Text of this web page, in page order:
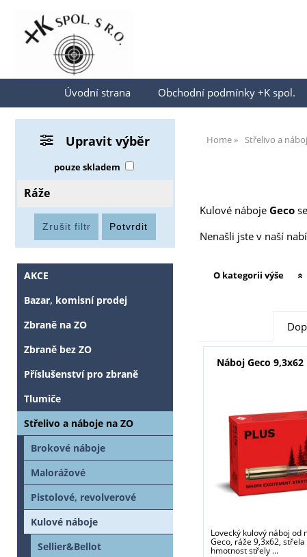
Přihlásit se
Úvodní strana Obchodní podmínky +K spol.
Home Střelivo a
Kulové nábojeGeco
Nenašli jste v naší
O kategorii výše
Náboj Geco 9,3x62
Lovecký kulový náboj od
Geco, ráže 9,3x62, střela
hmotnost střely ...
Upravit výběr
pouze skladem
Ráže
AKCE
Bazar, komisní prodej
Zbraně na ZO
Zbraně bez ZO
Příslušenství pro zbraně
Tlumiče
Střelivo a náboje na ZO
Brokové náboje
Malorážové
Pistolové, revolverové
Kulové náboje
Sellier&Bellot